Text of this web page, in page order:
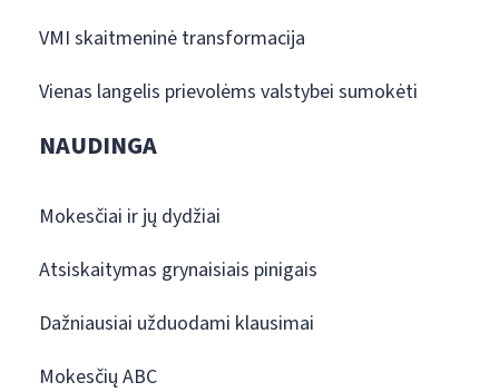
VMI skaitmeninė transformacija
Vienas langelis prievolėms valstybei sumokėti
NAUDINGA
Mokesčiai ir jų dydžiai
Atsiskaitymas grynaisiais pinigais
Dažniausiai užduodami klausimai
Mokesčių ABC